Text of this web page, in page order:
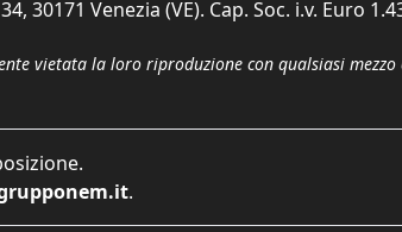
Venezia (VE). Cap. Soc. i.v. Euro
vietata la loro riproduzione con qualsiasi
.